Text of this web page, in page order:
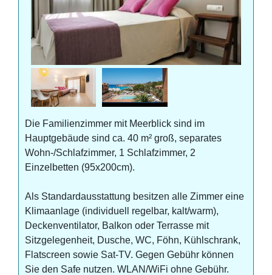
Die Familienzimmer mit Meerblick sind im
Hauptgebäude sind ca. 40 m² groß, separates
Wohn-/Schlafzimmer, 1 Schlafzimmer, 2
Einzelbetten (95x200cm).
Als Standardausstattung besitzen alle Zimmer eine
Klimaanlage (individuell regelbar, kalt/warm),
Deckenventilator, Balkon oder Terrasse mit
Sitzgelegenheit, Dusche, WC, Föhn, Kühlschrank,
Flatscreen sowie Sat-TV. Gegen Gebühr können
Sie den Safe nutzen. WLAN/WiFi ohne Gebühr.